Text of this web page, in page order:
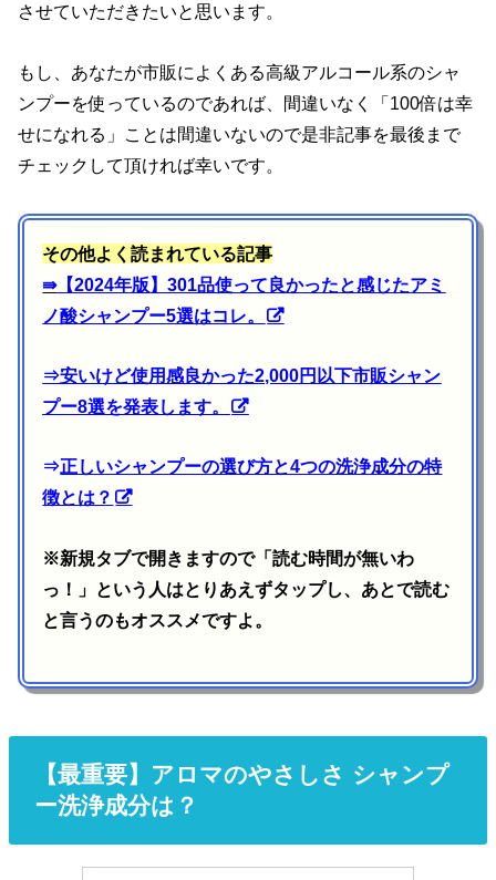
させていただきたいと思います。
もし、あなたが市販によくある高級アルコール系のシャ
ンプーを使っているのであれば、間違いなく「100倍は幸
せになれる」ことは間違いないので是非記事を最後まで
チェックして頂ければ幸いです。
その他よく読まれている記事
⇛【2024年版】301品使って良かったと感じたアミ
ノ酸シャンプー5選はコレ。
⇒安いけど使用感良かった2,000円以下市販シャン
プー8選を発表します。
⇒正しいシャンプーの選び方と4つの洗浄成分の特
徴とは？
※新規タブで開きますので「読む時間が無いわ
っ！」という人はとりあえずタップし、あとで読む
と言うのもオススメですよ。
【最重要】アロマのやさしさ シャンプ
ー洗浄成分は？